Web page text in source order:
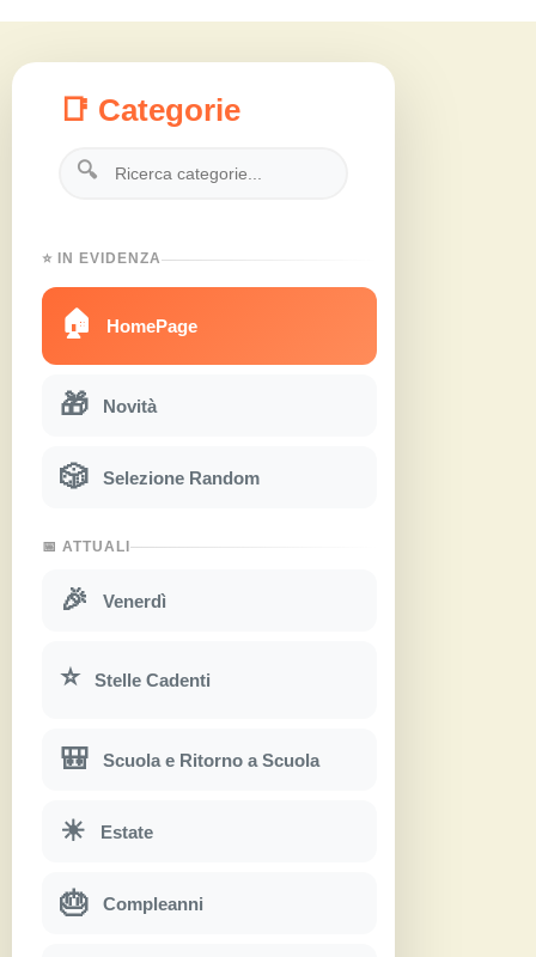
📑 Categorie
🔍
⭐ IN EVIDENZA
🏠 HomePage
🎁 Novità
🎲 Selezione Random
📅 ATTUALI
🎉 Venerdì
⭐ Stelle Cadenti
🎒 Scuola e Ritorno a Scuola
☀ Estate
🎂 Compleanni